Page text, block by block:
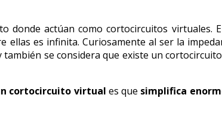
actúan como cortocircuitos virtuales.
ellas es infinita. Curiosamente al ser la
también se considera que existe un
cortocircuito virtual es que simplifica